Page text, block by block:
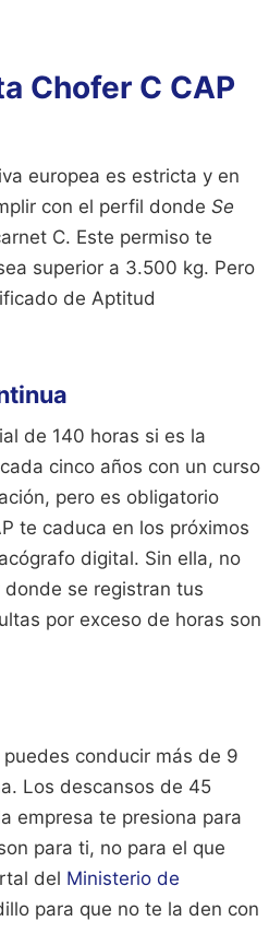
Chofer C CAP
europea es estricta y en
con el perfil donde Se
C. Este permiso te
superior a 3.500 kg. Pero
de Aptitud
de 140 horas si es la
cinco años con un curso
pero es obligatorio
te caduca en los próximos
digital. Sin ella, no
se registran tus
por exceso de horas son
conducir más de 9
Los descansos de 45
empresa te presiona para
para ti, no para el que
del Ministerio de
para que no te la den con